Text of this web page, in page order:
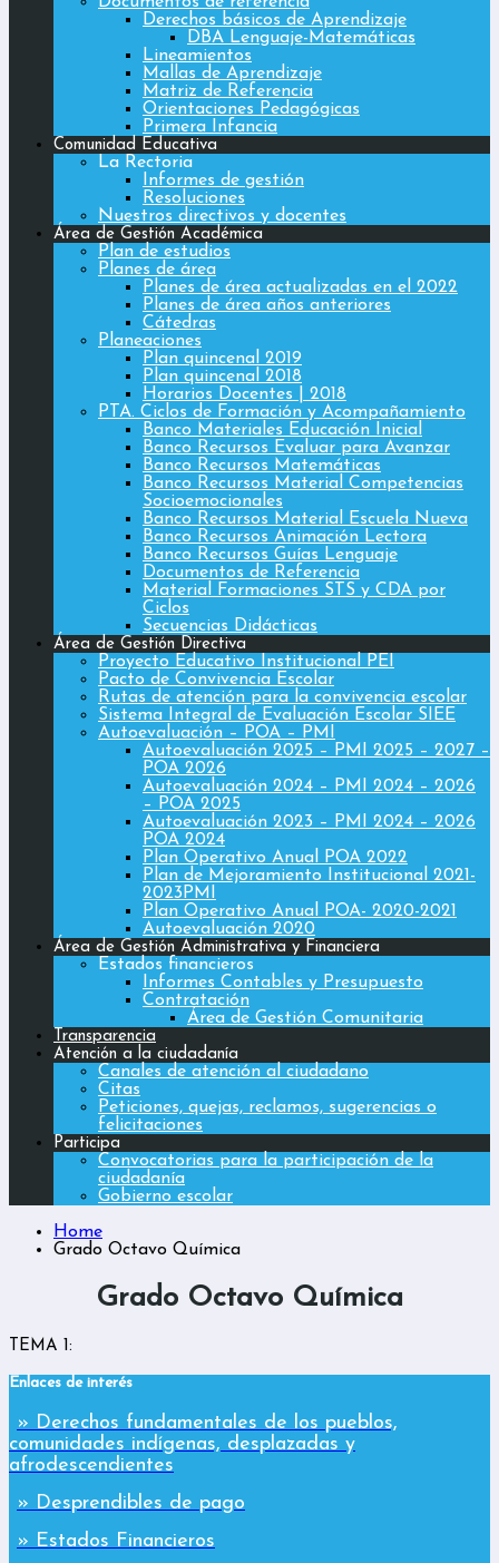
Derechos básicos de Aprendizaje
DBA Lenguaje-Matemáticas
Lineamientos
Mallas de Aprendizaje
Matriz de Referencia
Orientaciones Pedagógicas
Primera Infancia
Comunidad Educativa
La Rectoria
Informes de gestión
Resoluciones
Nuestros directivos y docentes
Área de Gestión Académica
Plan de estudios
Planes de área
Planes de área actualizadas en el 2022
Planes de área años anteriores
Cátedras
Planeaciones
Plan quincenal 2019
Plan quincenal 2018
Horarios Docentes | 2018
PTA. Ciclos de Formación y Acompañamiento
Banco Materiales Educación Inicial
Banco Recursos Evaluar para Avanzar
Banco Recursos Matemáticas
Banco Recursos Material Competencias
Socioemocionales
Banco Recursos Material Escuela Nueva
Banco Recursos Animación Lectora
Banco Recursos Guías Lenguaje
Documentos de Referencia
Material Formaciones STS y CDA por
Ciclos
Secuencias Didácticas
Área de Gestión Directiva
Proyecto Educativo Institucional PEI
Pacto de Convivencia Escolar
Rutas de atención para la convivencia escolar
Sistema Integral de Evaluación Escolar SIEE
Autoevaluación – POA – PMI
Autoevaluación 2025 – PMI 2025 – 2027 –
POA 2026
Autoevaluación 2024 – PMI 2024 – 2026
– POA 2025
Autoevaluación 2023 – PMI 2024 – 2026
POA 2024
Plan Operativo Anual POA 2022
Plan de Mejoramiento Institucional 2021-
2023PMI
Plan Operativo Anual POA- 2020-2021
Autoevaluación 2020
Área de Gestión Administrativa y Financiera
Estados financieros
Informes Contables y Presupuesto
Contratación
Área de Gestión Comunitaria
Transparencia
Atención a la ciudadanía
Canales de atención al ciudadano
Citas
Peticiones, quejas, reclamos, sugerencias o
felicitaciones
Participa
Convocatorias para la participación de la
ciudadanía
Gobierno escolar
Home
Grado Octavo Química
Grado Octavo Química
TEMA 1:
Enlaces de interés
» Derechos fundamentales de los pueblos,
comunidades indígenas, desplazadas y
afrodescendientes
» Desprendibles de pago
» Estados Financieros